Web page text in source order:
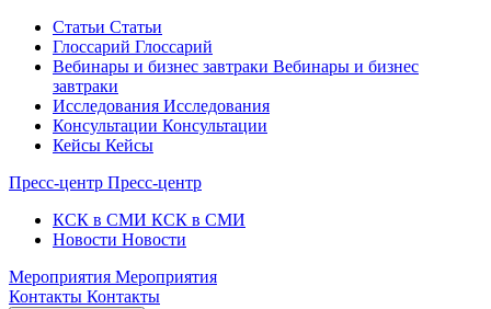
Статьи Статьи
Глоссарий Глоссарий
Вебинары и бизнес завтраки Вебинары и бизнес
завтраки
Исследования Исследования
Консультации Консультации
Кейсы Кейсы
Пресс-центр Пресс-центр
КСК в СМИ КСК в СМИ
Новости Новости
Мероприятия Мероприятия
Контакты Контакты